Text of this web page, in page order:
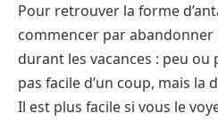
Pour retrouver la forme
commencer par abandonner
durant les vacances : peu ou
pas facile d’un coup, mais
Il est plus facile si vous le